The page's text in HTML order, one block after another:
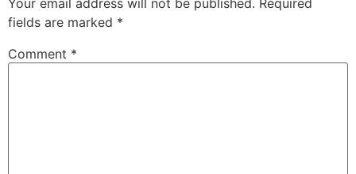
Your email address will not be published. Required
fields are marked *
Comment *